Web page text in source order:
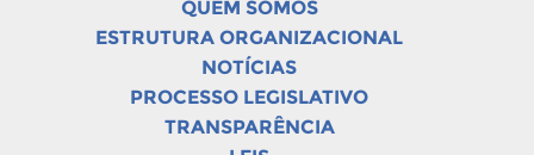
QUEM SOMOS
ESTRUTURA ORGANIZACIONAL
NOTÍCIAS
PROCESSO LEGISLATIVO
TRANSPARÊNCIA